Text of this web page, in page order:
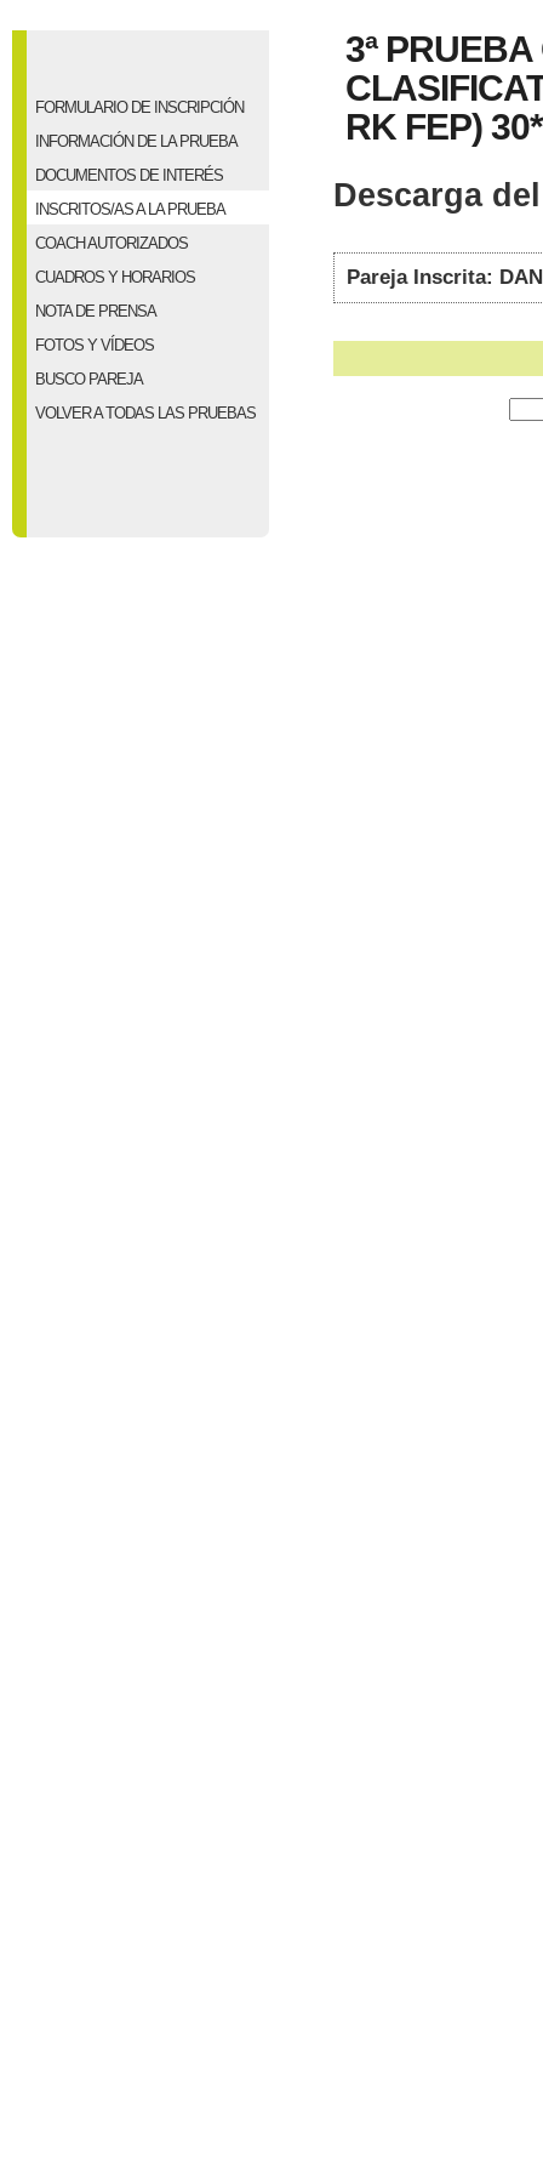
FORMULARIO DE INSCRIPCIÓN
INFORMACIÓN DE LA PRUEBA
DOCUMENTOS DE INTERÉS
INSCRITOS/AS A LA PRUEBA
COACH AUTORIZADOS
CUADROS Y HORARIOS
NOTA DE PRENSA
FOTOS Y VÍDEOS
BUSCO PAREJA
VOLVER A TODAS LAS PRUEBAS
3ª
RK FEP) 30*
Descarga
Pareja Inscrita: